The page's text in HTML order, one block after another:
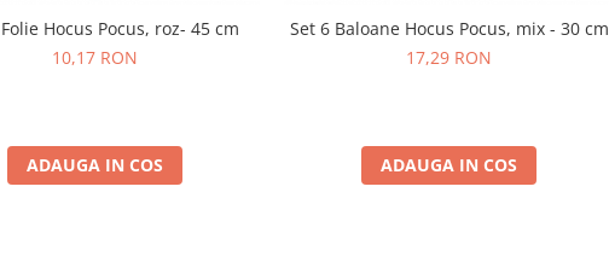
Hocus Pocus, roz- 45 cm
10,17 RON
ADAUGA IN COS
Set 6 Baloane Hocus Pocus, mix - 30 cm
17,29 RON
ADAUGA IN COS